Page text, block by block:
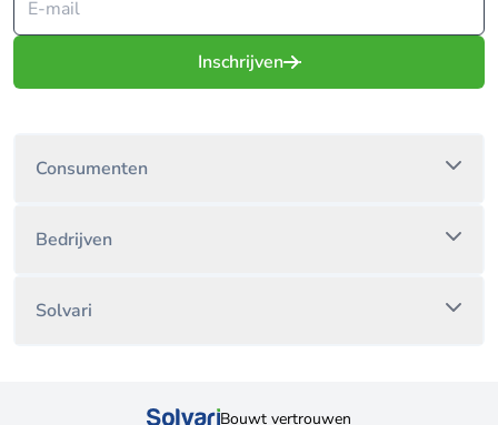
Inschrijven
Consumenten
Bedrijven
Solvari
Bouwt vertrouwen